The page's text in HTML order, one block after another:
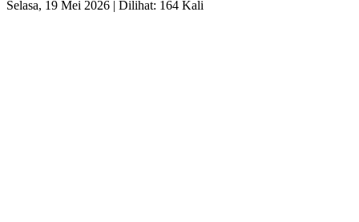
Selasa, 19 Mei 2026 | Dilihat: 164 Kali